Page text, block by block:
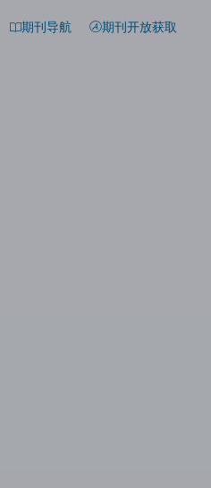
期刊导航 期刊开放获取